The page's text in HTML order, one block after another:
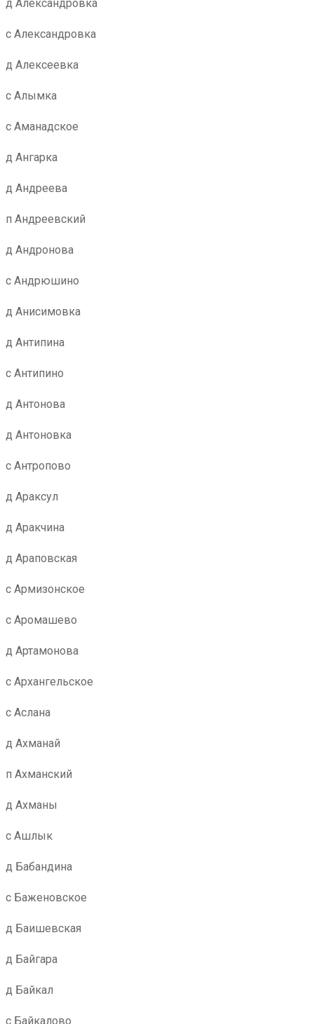
д Александровка
с Александровка
д Алексеевка
с Алымка
с Аманадское
д Ангарка
д Андреева
п Андреевский
д Андронова
с Андрюшино
д Анисимовка
д Антипина
с Антипино
д Антонова
д Антоновка
с Антропово
д Араксул
д Аракчина
д Араповская
с Армизонское
с Аромашево
д Артамонова
с Архангельское
с Аслана
д Ахманай
п Ахманский
д Ахманы
с Ашлык
д Бабандина
с Баженовское
д Баишевская
д Байгара
д Байкал
с Байкалово